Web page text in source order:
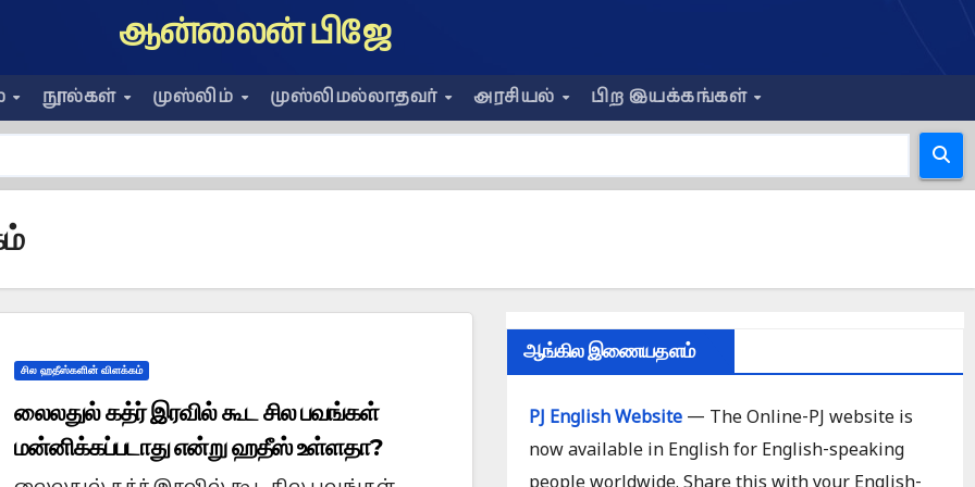
ஆன்லைன் பிஜே
நூல்கள் முஸ்லிம் முஸ்லிமல்லாதவர் அரசியல் பிற இயக்கங்கள்
சில ஹதீஸ்களின் விளக்கம்
லைலதுல் கத்ர் இரவில் கூட சில பவங்கள்
மன்னிக்கப்படாது என்று ஹதீஸ் உள்ளதா?
ஆங்கில இணையதளம்
PJ English Website— The Online-PJ website is
now available in English for English-speaking